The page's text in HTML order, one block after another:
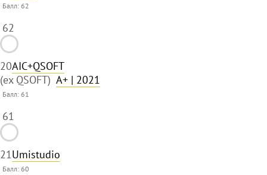
Балл:62
62
20AIC+QSOFT
(ex QSOFT) A+ | 2021
Балл:61
61
21Umistudio
Балл:60